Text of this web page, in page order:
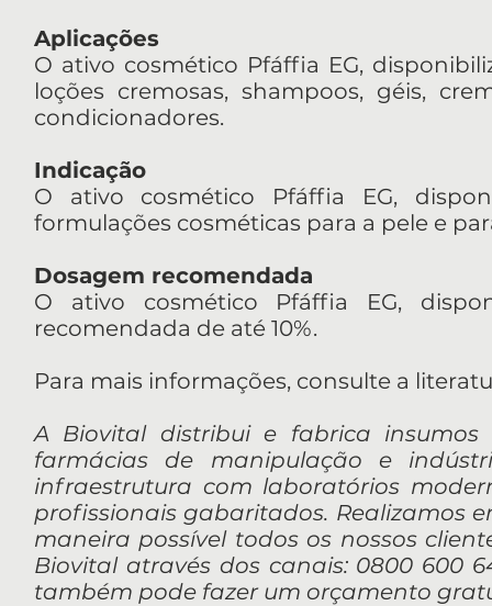
Aplicações
O ativo cosmético Pfáffia EG,
loções cremosas, shampoos, géis,
condicionadores.
Indicação
O ativo cosmético Pfáffia EG,
formulações cosméticas para a pele e
Dosagem recomendada
O ativo cosmético Pfáffia EG,
recomendada de até 10%.
Para mais informações, consulte a
A Biovital distribui e fabrica insumos
farmácias de manipulação e
infraestrutura com laboratórios
profissionais gabaritados. Realizamos
maneira possível todos os nossos
Biovital através dos canais: 0800 600
também pode fazer um orçamento